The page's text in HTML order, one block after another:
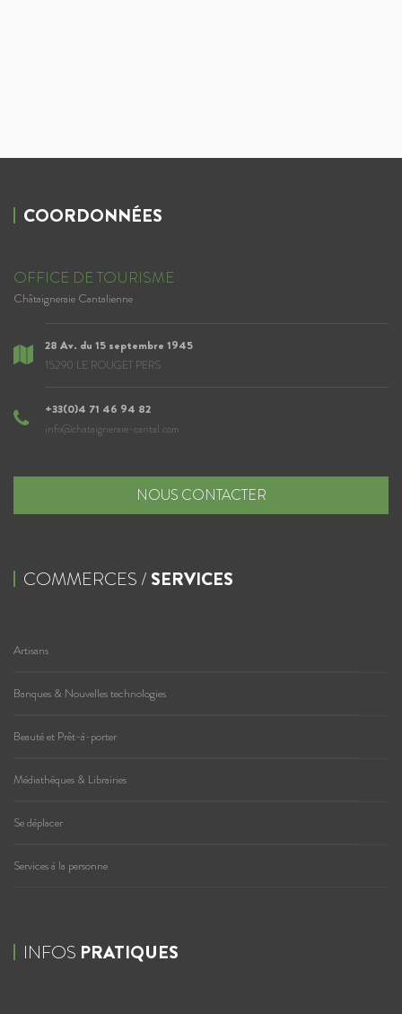
COORDONNÉES
OFFICE DE TOURISME
Châtaigneraie Cantalienne
28 Av. du 15 septembre 1945
15290 LE ROUGET PERS
+33(0)4 71 46 94 82
info@chataigneraie-cantal.com
NOUS CONTACTER
COMMERCES / SERVICES
Artisans
Banques & Nouvelles technologies
Beauté et Prêt-à-porter
Médiathèques & Librairies
Se déplacer
Services à la personne
INFOS PRATIQUES